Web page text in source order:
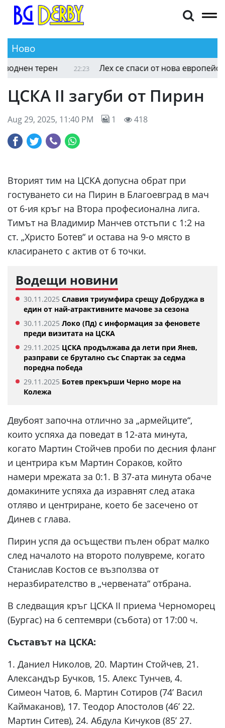
Ново
терен 22:23 Лех се спаси от нова европейска
ЦСКА II загуби от Пирин
Aug 29, 2025, 11:40 PM 1 418
Вторият тим на ЦСКА допусна обрат при
гостуването си на Пирин в Благоевград в мач
от 6-ия кръг на Втора професионална лига.
Тимът на Владимир Манчев отстъпи с 1:2 на
ст. „Христо Ботев“ и остава на 9-о място в
класирането с актив от 6 точки.
Водещи новини
30.11.2025 Славия триумфира срещу Добруджа в
един от най-атрактивните мачове за сезона
30.11.2025 Локо (Пд) с информация за феновете
преди визитата на ЦСКА
29.11.2025 ЦСКА продължава да лети при Янев,
разправи се брутално със Спартак за седма
поредна победа
29.11.2025 Ботев прекърши Черно море на
Колежа
Двубоят започна отлично за „армейците“,
които успяха да поведат в 12-ата минута,
когато Мартин Стойчев проби по десния фланг
и центрира към Мартин Сораков, който
намери мрежата за 0:1. В 37-ата минута обаче
домакините успяха да изравнят след атака
отляво и центриране, което бе засечено от
Динев с глава.
Пирин успя да осъществи пълен обрат малко
след началото на второто полувреме, когато
Станислав Костов се възползва от
неразбирателство в „червената“ отбрана.
В следващия кръг ЦСКА II приема Черноморец
(Бургас) на 6 септември (събота) от 17:00 ч.
Съставът на ЦСКА:
1. Даниел Николов, 20. Мартин Стойчев, 21.
Александър Бучков, 15. Алекс Тунчев, 4.
Симеон Чатов, 6. Мартин Сотиров (74’ Васил
Каймаканов), 17. Теодор Апостолов (46’ 22.
Мартин Ситев), 24. Абдула Кичуков (85’ 27.